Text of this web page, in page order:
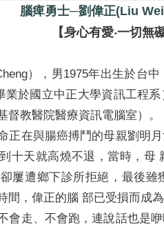
腦痺勇士─劉偉正(Liu
【身心有愛‧一切無
），男1975年出生於台中
業於國立中正大學資訊工程
督教醫院醫療資訊電腦室）。
在與腸癌搏鬥的母親劉明月
十天就高燒不退，當時，母
屢遭鄉下診所拒絕，最後
間，偉正的腦 部已受損而成
會走、不會跑，連說話也是